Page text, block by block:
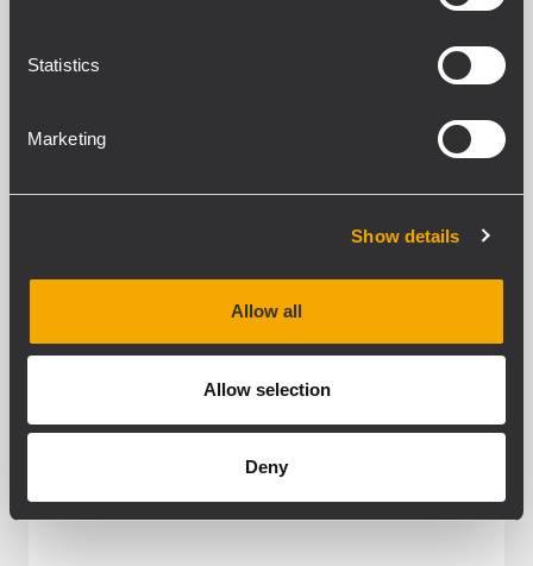
Statistics
Marketing
Show details
Allow all
Allow selection
Deny
Reggio film...